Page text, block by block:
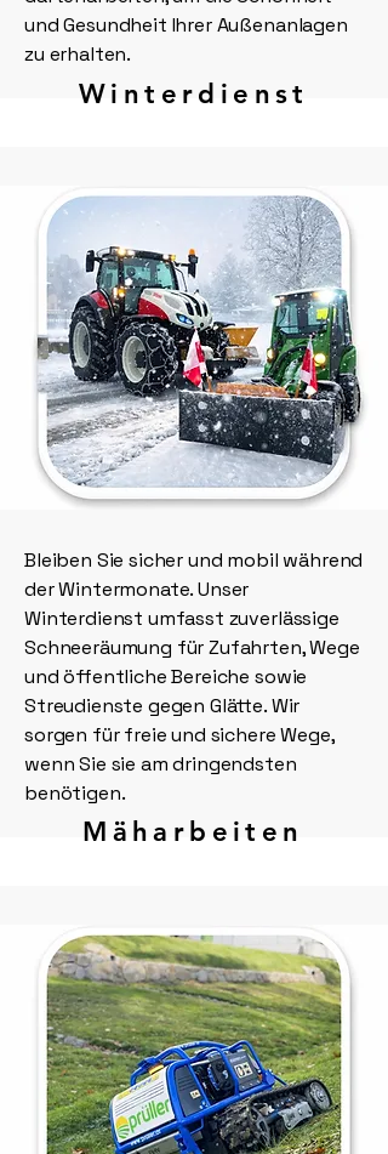
und Gesundheit Ihrer Außenanlagen
zu erhalten.
Bleiben Sie sicher und mobil während
der Wintermonate. Unser
Winterdienst umfasst zuverlässige
Schneeräumung für Zufahrten, Wege
und öffentliche Bereiche sowie
Streudienste gegen Glätte. Wir
sorgen für freie und sichere Wege,
wenn Sie sie am dringendsten
benötigen.
Winterdienst
Mäharbeiten